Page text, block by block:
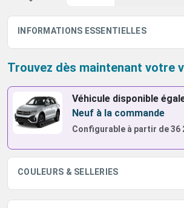
INFORMATIONS ESSENTIELLES
Trouvez dès maintenant votre
Véhicule disponible
Neuf à la commande
Configurable à partir de36
COULEURS & SELLERIES